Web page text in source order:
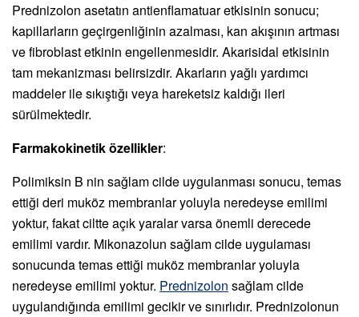
Prednizolon asetatın antienflamatuar etkisinin sonucu;
kapillarların geçirgenliğinin azalması, kan akışının artması
ve fibroblast etkinin engellenmesidir. Akarisidal etkisinin
tam mekanizması belirsizdir. Akarların yağlı yardımcı
maddeler ile sıkıştığı veya hareketsiz kaldığı ileri
sürülmektedir.
Farmakokinetik özellikler:
Polimiksin B nin sağlam cilde uygulanması sonucu, temas
ettiği deri muköz membranlar yoluyla neredeyse emilimi
yoktur, fakat ciltte açık yaralar varsa önemli derecede
emilimi vardır. Mikonazolun sağlam cilde uygulaması
sonucunda temas ettiği muköz membranlar yoluyla
neredeyse emilimi yoktur. Prednizolon sağlam cilde
uygulandığında emilimi gecikir ve sınırlıdır. Prednizolonun